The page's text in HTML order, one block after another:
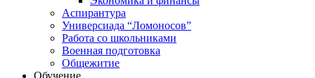
Аспирантура
Универсиада “Ломоносов”
Работа со школьниками
Военная подготовка
Общежитие